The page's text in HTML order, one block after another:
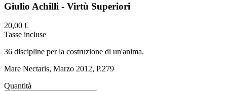
Giulio Achilli - Virtù Superiori
20,00 €
Tasse incluse
36 discipline per la costruzione di un'anima.
Mare Nectaris, Marzo 2012, P.279
Quantità